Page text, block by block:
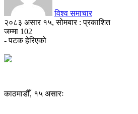
विश्व समाचार
२०८३ असार १५, सोमबार : प्रकाशित
जम्मा 102
- पटक हेरिएको
काठमाडौँ, १५ असारः